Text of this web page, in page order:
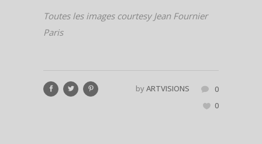
Toutes les images courtesy Jean Fournier
Paris
byARTVISIONS
0
0